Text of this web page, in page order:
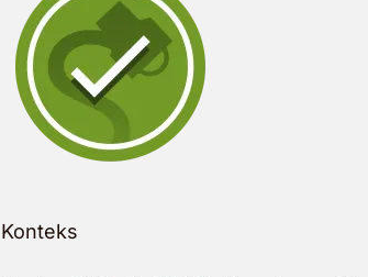
Konteks